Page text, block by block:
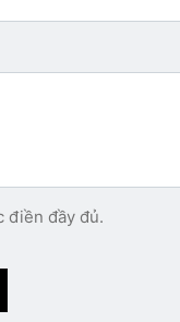
điền đầy đủ.